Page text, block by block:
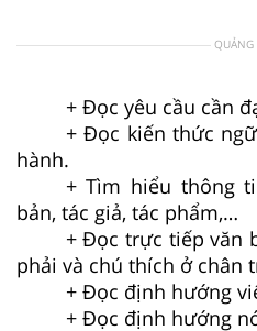
QUẢNG
+ Đọc yêu cầu cần
+ Đọc kiến thức
hành.
+ Tìm hiểu thông
bản, tác giả, tác phẩm,…
+ Đọc trực tiếp văn
phải và chú thích ở chân
+ Đọc định hướng
+ Đọc định hướng